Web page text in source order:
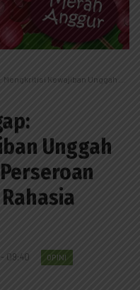
Laporan Tahunan Perseroan dan Perlindungan Rahasia Usaha
Unggah
09:40 OPINI